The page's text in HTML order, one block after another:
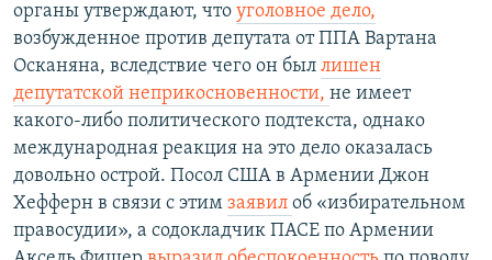
органы утверждают, что уголовное дело,
возбужденное против депутата от ППА Вартана
Осканяна, вследствие чего он был лишен
депутатской неприкосновенности, не имеет
какого-либо политического подтекста, однако
международная реакция на это дело оказалась
довольно острой. Посол США в Армении Джон
Хефферн в связи с этим заявил об «избирательном
правосудии», а содокладчик ПАСЕ по Армении